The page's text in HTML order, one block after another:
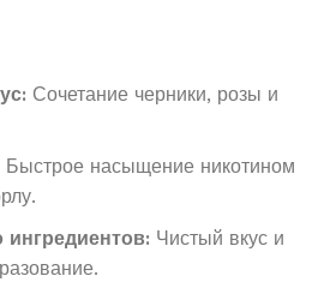
Сочетание черники, розы и
Быстрое насыщение никотином
ингредиентов: Чистый вкус и